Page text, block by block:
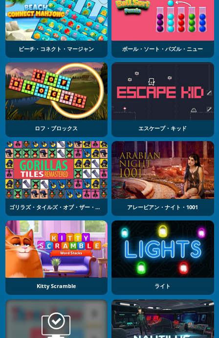
ビーチ・コネクト・マージャン ボール・ソート・パズル・ニュー
ロフ・ブロックス エスケープ・キッド
ゴリラズ・タイルズ・オブ・ザー・アネクスペクティド アレービアン・ナイト・1001
Kitty Scramble ライト